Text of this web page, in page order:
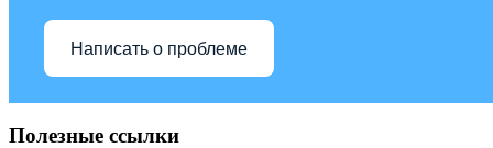
Написать о проблеме
Полезные ссылки